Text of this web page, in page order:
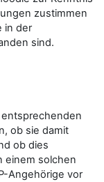
zustimmen
in der
sind.
ob sie damit
ob dies
einem solchen
Angehörige vor